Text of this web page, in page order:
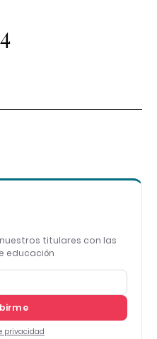
titulares con las
educación
privacidad